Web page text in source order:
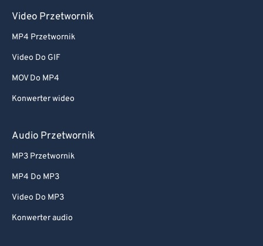
Video Przetwornik
MP4 Przetwornik
Video Do GIF
MOV Do MP4
Konwerter wideo
Audio Przetwornik
MP3 Przetwornik
MP4 Do MP3
Video Do MP3
Konwerter audio